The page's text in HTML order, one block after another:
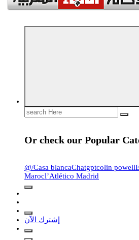
Search
for:
Or check our Popular
@/Casa blancaChatgptcolin powell
Marocl’Atlético Madrid
إشترك الآن